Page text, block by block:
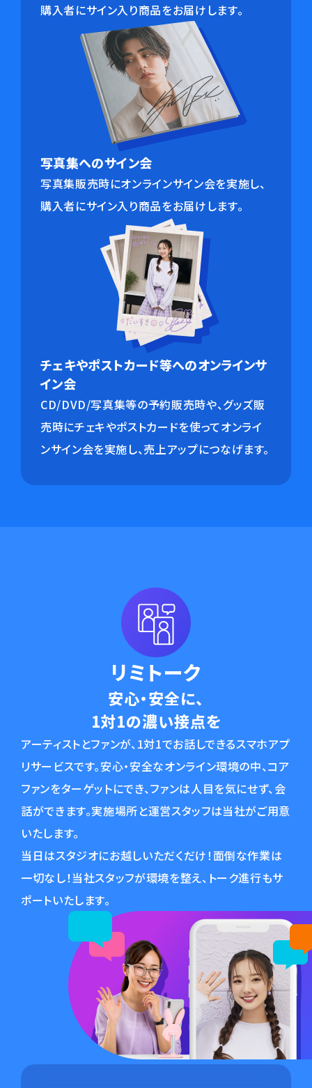
購入者にサイン入り商品をお届けします。
写真集へのサイン会
写真集販売時にオンラインサイン会を実施し、
購入者にサイン入り商品をお届けします。
チェキやポストカード等へのオンラインサ
イン会
CD/DVD/写真集等の予約販売時や、グッズ販
売時にチェキやポストカードを使ってオンライ
ンサイン会を実施し、売上アップにつなげます。
リミトーク
安心・安全に、
1対1の濃い接点を
アーティストとファンが、1対1でお話しできるスマホアプ
リサービスです。安心・安全なオンライン環境の中、コア
ファンをターゲットにでき、ファンは人目を気にせず、会
話ができます。実施場所と運営スタッフは当社がご用意
いたします。
当日はスタジオにお越しいただくだけ！面倒な作業は
一切なし！当社スタッフが環境を整え、トーク進行もサ
ポートいたします。